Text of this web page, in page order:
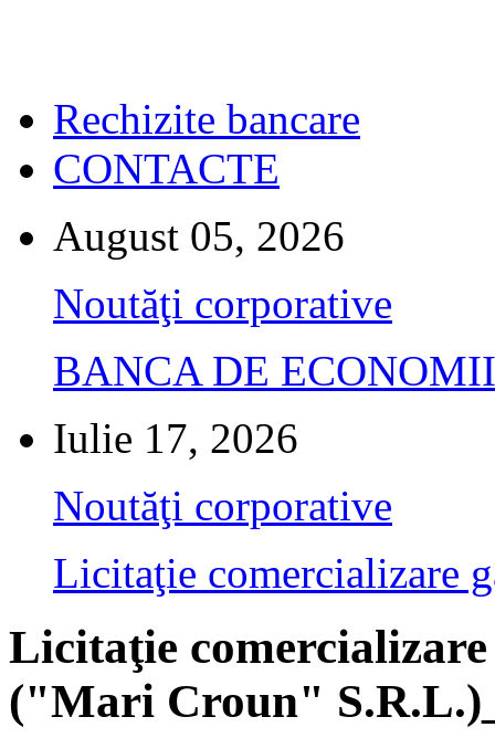
Rechizite bancare
CONTACTE
August 05, 2026
Noutăţi corporative
BANCA DE
Iulie 17, 2026
Noutăţi corporative
Licitaţie comercializare
Licitaţie
("Mari Croun"